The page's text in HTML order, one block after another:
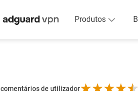
Produtos
comentários de utilizador